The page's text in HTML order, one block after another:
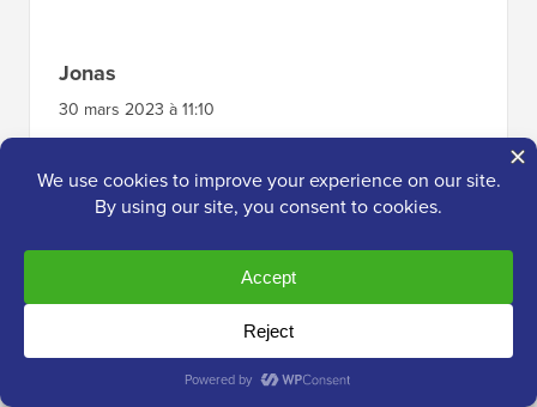
Jonas
30 mars 2023 à 11:10
Bonjour, existe-t-il un moyen ou un script pour
que la classe .has-drop-cap soit
automatiquement ajoutée uniquement au
premier paragraphe lors de la création d'un
nouvel article ? Je pense que ce serait mieux
et beaucoup plus naturel pour Wordpress.